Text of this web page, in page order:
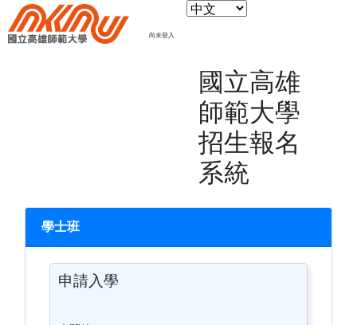
尚未登入
國立高雄
師範大學
招生報名
系統
學士班
申請入學